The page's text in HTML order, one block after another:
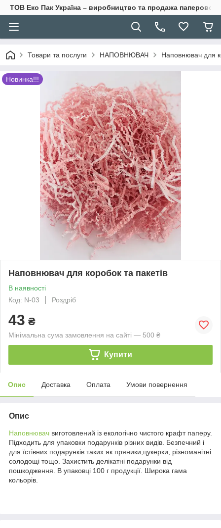
ТОВ Еко Пак Україна – виробництво та продажа паперової
Товари та послуги НАПОВНЮВАЧ Наповнювач для
Новинка!!!
Наповнювач для коробок та пакетів
В наявності
Код: N-03
Роздріб
43 ₴
Мінімальна сума замовлення на сайті — 500 ₴
Купити
Опис Доставка Оплата Умови повернення
Опис
Наповнювач виготовлений із екологічно чистого крафт паперу.
Підходить для упаковки подарунків різних видів. Безпечний і
для їстівних подарунків таких як пряники,цукерки, різноманітні
солодощі тощо. Захистить делікатні подарунки від
пошкодження. В упаковці 100 г продукції. Широка гама
кольорів.